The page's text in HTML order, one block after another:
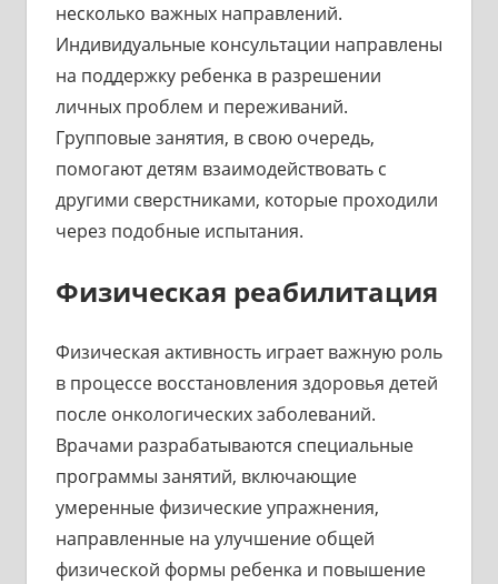
несколько важных направлений.
Индивидуальные консультации направлены
на поддержку ребенка в разрешении
личных проблем и переживаний.
Групповые занятия, в свою очередь,
помогают детям взаимодействовать с
другими сверстниками, которые проходили
через подобные испытания.
Физическая реабилитация
Физическая активность играет важную роль
в процессе восстановления здоровья детей
после онкологических заболеваний.
Врачами разрабатываются специальные
программы занятий, включающие
умеренные физические упражнения,
направленные на улучшение общей
физической формы ребенка и повышение